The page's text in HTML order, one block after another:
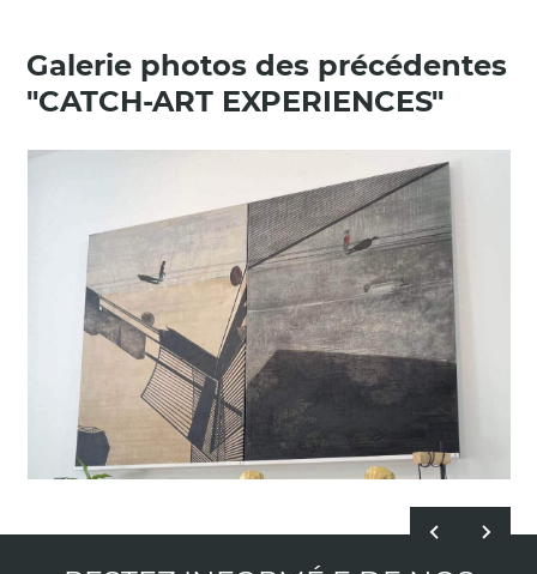
Galerie photos des précédentes
"CATCH-ART EXPERIENCES"